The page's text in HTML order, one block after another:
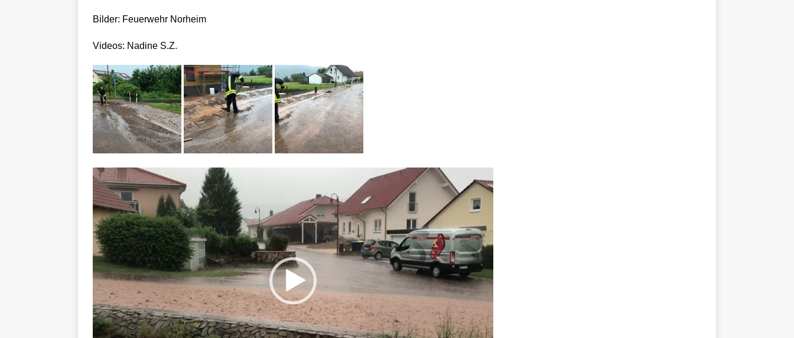
Bilder: Feuerwehr Norheim
Videos: Nadine S.Z.
Video-
Player